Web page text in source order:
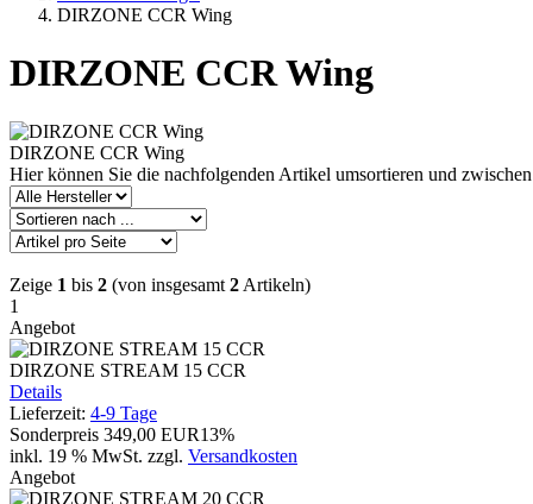
DIRZONE CCR Wing
DIRZONE CCR Wing
DIRZONE CCR Wing
Hier können Sie die nachfolgenden Artikel umsortieren und
Zeige 1 bis 2 (von insgesamt 2 Artikeln)
1
Angebot
DIRZONE STREAM 15 CCR
Details
Lieferzeit: 4-9 Tage
Sonderpreis 349,00 EUR13%
inkl. 19 % MwSt. zzgl. Versandkosten
Angebot